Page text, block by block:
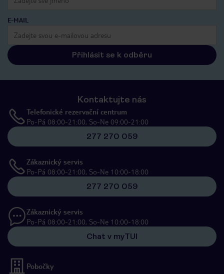
E-MAIL
Přihlásit se k odběru
Kontaktujte nás
Telefonické rezervační centrum
Po-Pá 08:00-21:00, So-Ne 09:00-21:00
277 270 059
Zákaznický servis
Po-Pá 08:00-21:00, So-Ne 10:00-18:00
277 270 059
Zákaznický servis
Po-Pá 08:00-21:00, So-Ne 10:00-18:00
Chat v myTUI
Pobočky